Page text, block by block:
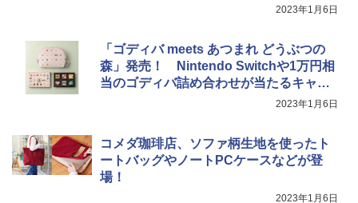
シャープ ウォーターオーブン ヘルシオ
￥44,800
2023年1月6日
「ゴディバ meets あつまれ どうぶつの
森」発売！ Nintendo Switchや1万円相
当のゴディバ詰め合わせが当たるキャン
2023年1月6日
コメダ珈琲店、ソファ柄生地を使ったト
ートバッグやノートPCケースなどが登
場！
2023年1月6日